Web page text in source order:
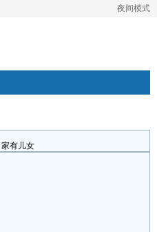
夜间模式
家有儿女